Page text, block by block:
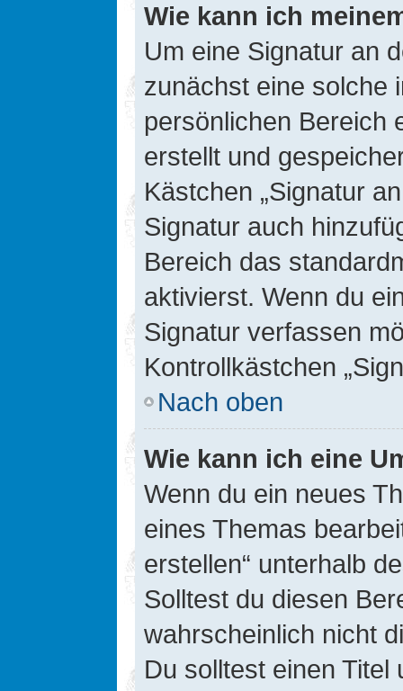
Wie kann ich
Um eine Signatur an
zunächst eine solche
persönlichen Bereich
erstellt und
Kästchen „Signatur
Signatur auch
Bereich das
aktivierst. Wenn du
Signatur verfassen
Kontrollkästchen
Nach oben
Wie kann ich eine
Wenn du ein neues
eines Themas
erstellen“ unterhalb
Solltest du diesen
wahrscheinlich nicht
Du solltest einen